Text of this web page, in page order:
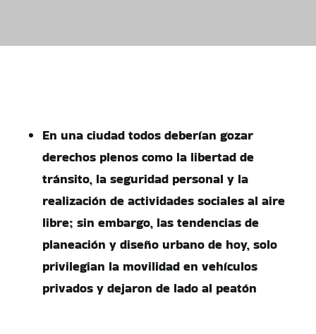
En una ciudad todos deberían gozar
derechos plenos como la libertad de
tránsito, la seguridad personal y la
realización de actividades sociales al aire
libre; sin embargo, las tendencias de
planeación y diseño urbano de hoy, solo
privilegian la movilidad en vehículos
privados y dejaron de lado al peatón